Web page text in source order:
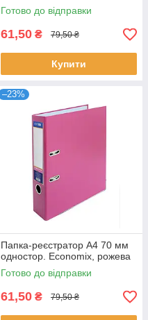
Готово до відправки
61,50 ₴ 79,50 ₴
Купити
–23%
Папка-реєстратор А4 70 мм
одностор. Economix, рожева
Готово до відправки
61,50 ₴ 79,50 ₴